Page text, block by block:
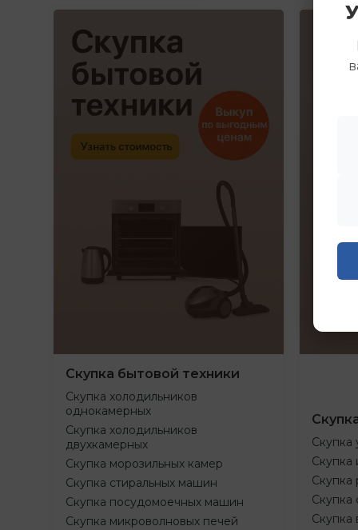
Скупка бытовой техники
Скупка холодильников
однокамерных
Скупка холодильников
двухкамерных
Скупка морозильных камер
Скупка стиральных машин
Скупка посудомоечных машин
Скупка микроволновых печей
Скупка
Скупка
Скупка
Скупка
Скупка